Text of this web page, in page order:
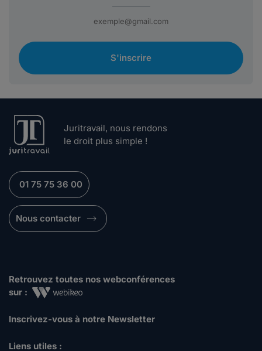
S'inscrire
Juritravail, nous rendons
le droit plus simple !
01 75 75 36 00
Nous contacter
Retrouvez toutes nos webconférences
sur :
Inscrivez-vous à notre Newsletter
Liens utiles :